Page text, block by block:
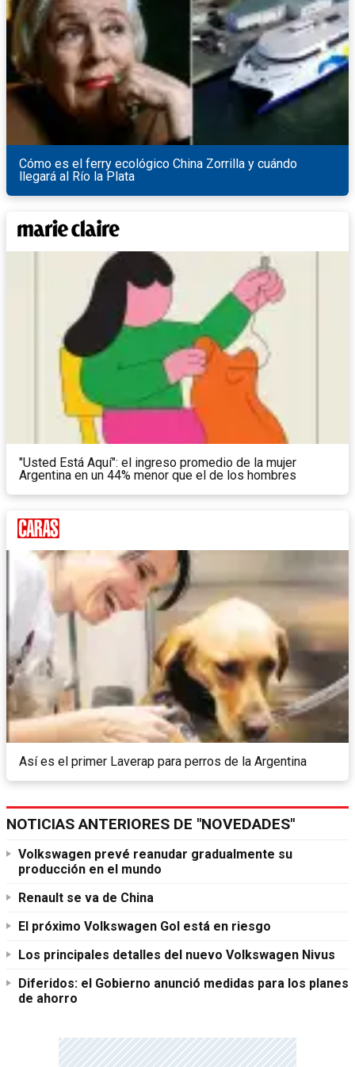
Cómo es el ferry ecológico China Zorrilla y cuándo
llegará al Río la Plata
"Usted Está Aquí": el ingreso promedio de la mujer
Argentina en un 44% menor que el de los hombres
Así es el primer Laverap para perros de la Argentina
NOTICIAS ANTERIORES DE "NOVEDADES"
Volkswagen prevé reanudar gradualmente su
producción en el mundo
Renault se va de China
El próximo Volkswagen Gol está en riesgo
Los principales detalles del nuevo Volkswagen Nivus
Diferidos: el Gobierno anunció medidas para los planes
de ahorro